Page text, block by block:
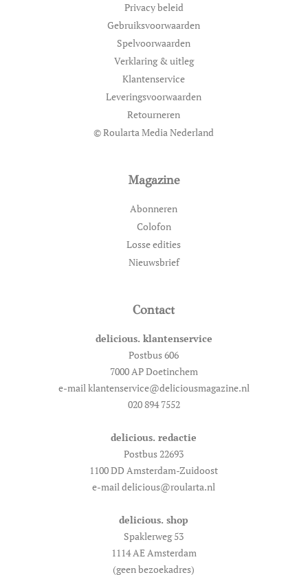
Privacy beleid
Gebruiksvoorwaarden
Spelvoorwaarden
Verklaring & uitleg
Klantenservice
Leveringsvoorwaarden
Retourneren
© Roularta Media Nederland
Magazine
Abonneren
Colofon
Losse edities
Nieuwsbrief
Contact
delicious. klantenservice
Postbus 606
7000 AP Doetinchem
e-mail klantenservice@deliciousmagazine.nl
020 894 7552
delicious. redactie
Postbus 22693
1100 DD Amsterdam-Zuidoost
e-mail delicious@roularta.nl
delicious. shop
Spaklerweg 53
1114 AE Amsterdam
(geen bezoekadres)